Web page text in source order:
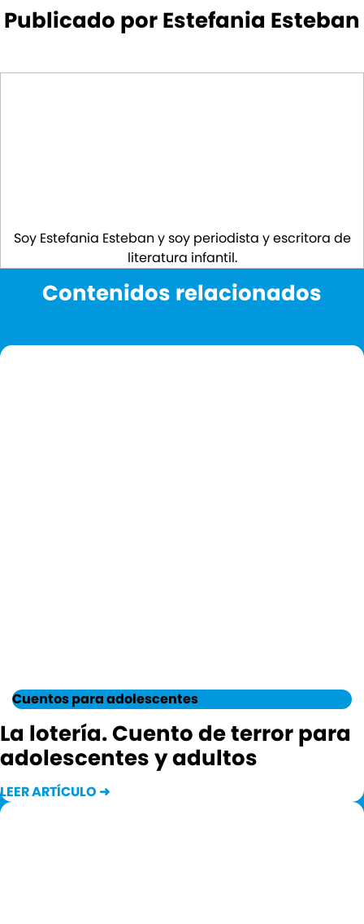
Publicado por Estefania Esteban
Soy Estefania Esteban y soy periodista y escritora de
literatura infantil.
Contenidos relacionados
Cuentos para adolescentes
La lotería. Cuento de terror para
adolescentes y adultos
LEER ARTÍCULO ➜